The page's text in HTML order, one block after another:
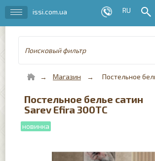
issi.com.ua
Поисковый фильтр
Магазин Постельное
Постельное белье сатин
Sarev Efira 300TC